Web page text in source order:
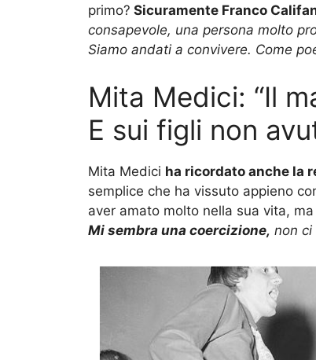
primo? Sicuramente Franco
consapevole, una persona molto
Siamo andati a convivere. Come
Mita Medici: “Il
E sui figli non
Mita Medici ha ricordato anche la
semplice che ha vissuto appieno
aver amato molto nella sua vita,
Mi sembra una coercizione, non ci